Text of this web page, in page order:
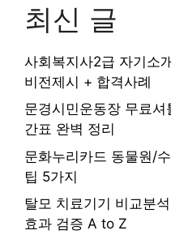
최신 글
사회복지사2급 자기소
비전제시 + 합격사례
문경시민운동장 무료
간표 완벽 정리
문화누리카드 동물원/
팁 5가지
탈모 치료기기 비교분
효과 검증 A to Z